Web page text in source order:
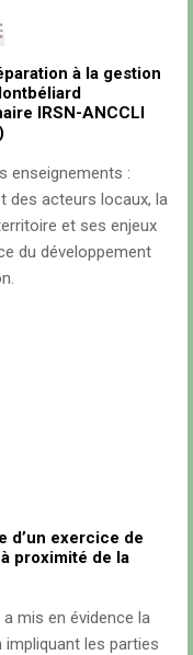
à la gestion
IRSN-ANCCLI
enseignements :
des acteurs locaux, la
et ses enjeux
du développement
d’un exercice de
proximité de la
mis en évidence la
les parties